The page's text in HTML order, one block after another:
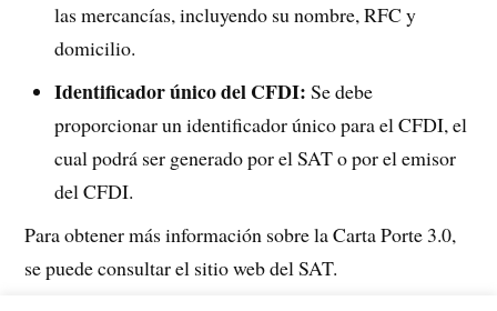
las mercancías, incluyendo su nombre, RFC y
domicilio.
Identificador único del CFDI: Se debe
proporcionar un identificador único para el CFDI, el
cual podrá ser generado por el SAT o por el emisor
del CFDI.
Para obtener más información sobre la Carta Porte 3.0,
se puede consultar el sitio web del SAT.